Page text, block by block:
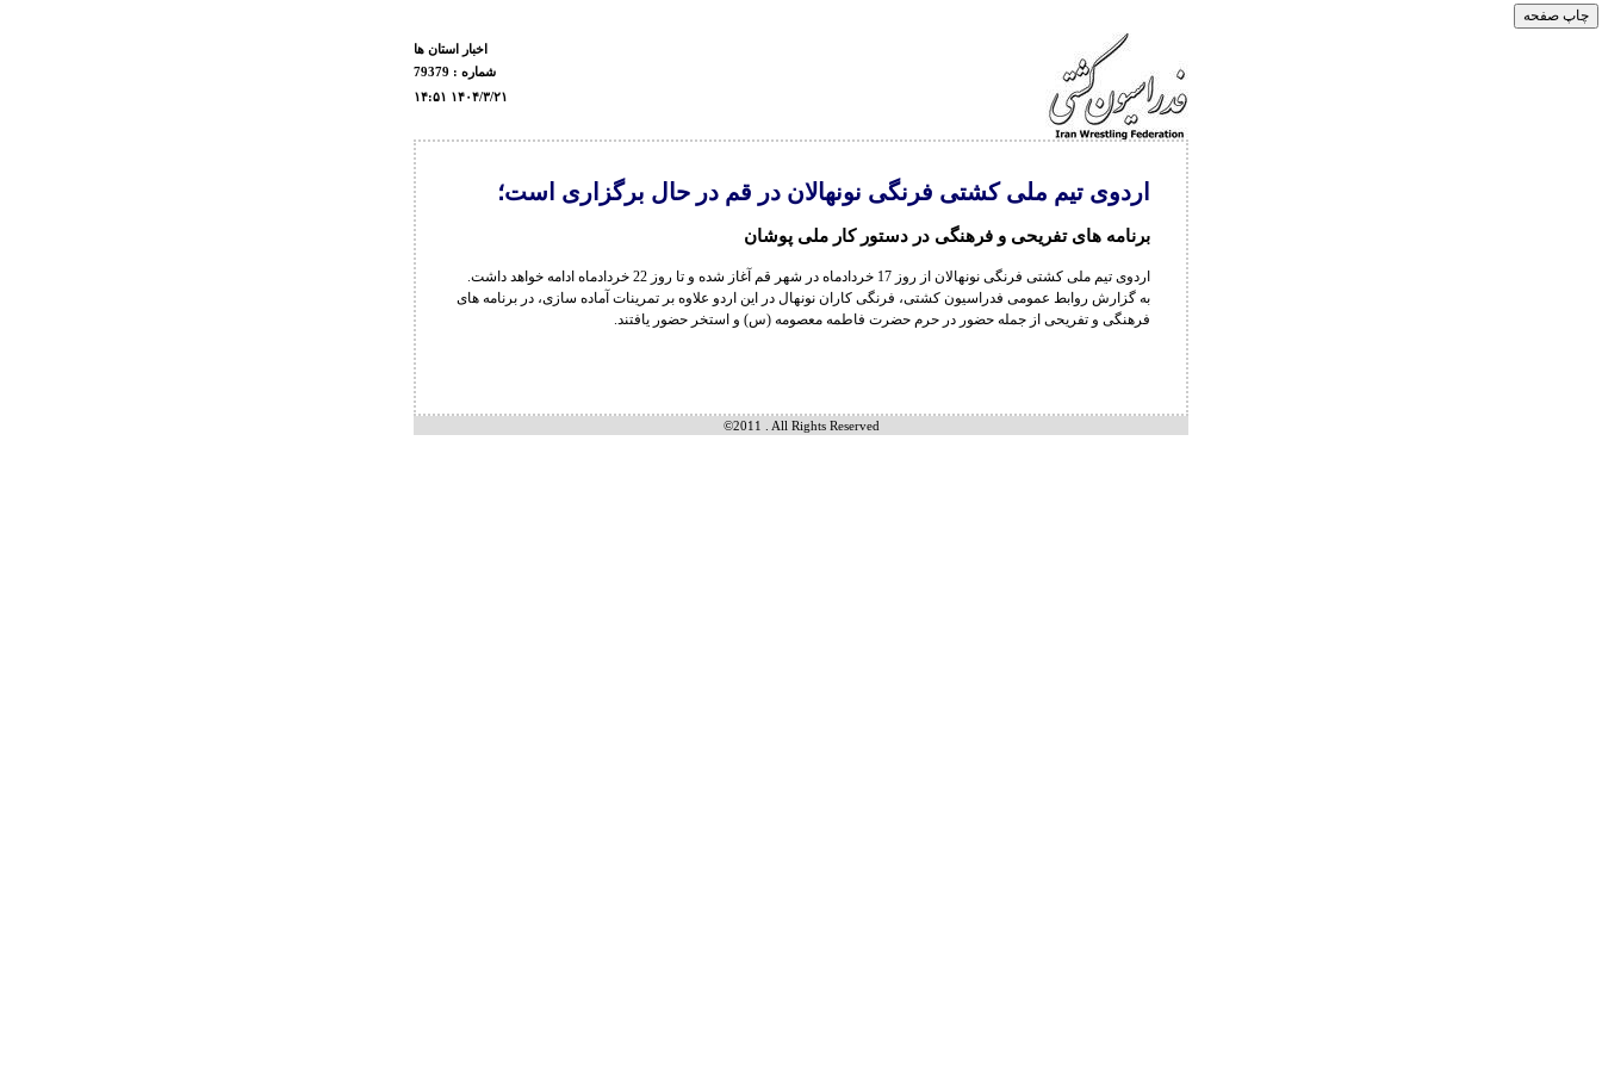
اخبار استان ها
شماره : 79379
۱۴:۵۱ ۱۴۰۴/۳/۲۱
اردوی تیم ملی کشتی فرنگی نونهالان در قم در حال برگزاری است؛
برنامه های تفریحی و فرهنگی در دستور کار ملی پوشان
اردوی تیم ملی کشتی فرنگی نونهالان از روز 17 خردادماه در شهر قم آغاز شده و تا روز 22 خردادماه ادامه خواهد داشت.
به گزارش روابط عمومی فدراسیون کشتی، فرنگی کاران نونهال در این اردو علاوه بر تمرینات آماده سازی، در برنامه های
فرهنگی و تفریحی از جمله حضور در حرم حضرت فاطمه معصومه (س) و استخر حضور یافتند.
©2011 . All Rights Reserved